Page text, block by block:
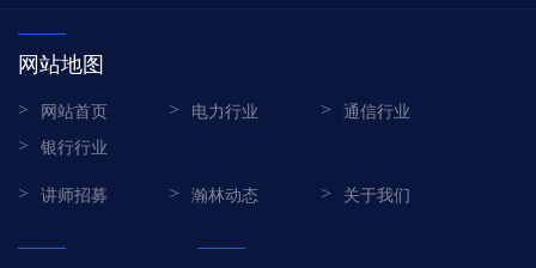
网站地图
网站首页 电力行业
通信行业
银行行业
讲师招募
瀚林动态 关于我们